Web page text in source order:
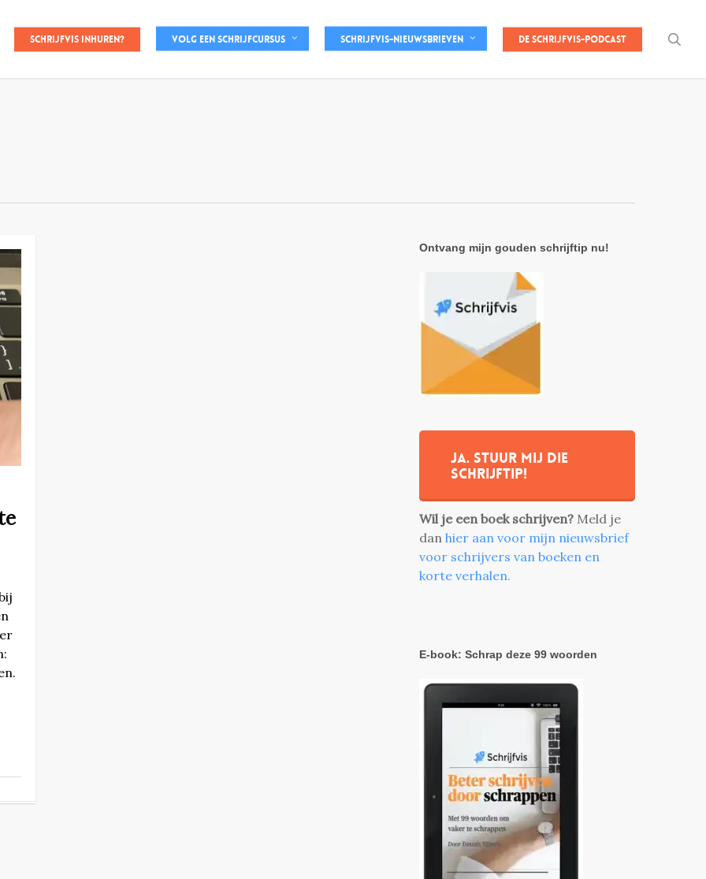
Schrijfvis inhuren? Volg een schrijfcursus Schrijfvis-nieuwsbrieven De Schrijfvis-podcast
Ontvang mijn gouden schrijftip nu!
Ja. stuur mij die
schrijftip!
Wil je een boek schrijven? Meld je
danhier aan voor mijn nieuwsbrief
voor schrijvers van boeken en
korte verhalen.
E-book: Schrap deze 99 woorden